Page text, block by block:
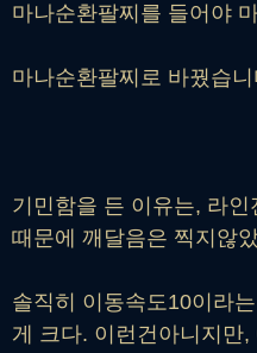
마나순환팔찌를 들어야
마나순환팔찌로 바꿨습니
기민함을 든 이유는, 라
때문에 깨달음은 찍지않
솔직히 이동속도10이라
게 크다. 이런건아니지만